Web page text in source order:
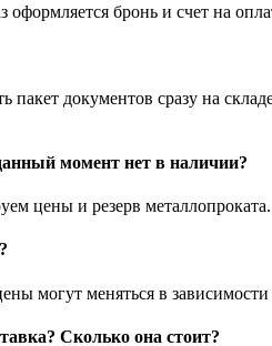
оформляется бронь и счет на
пакет документов сразу на
момент нет в наличии?
цены и резерв металлопроката.
могут меняться в
Сколько она стоит?